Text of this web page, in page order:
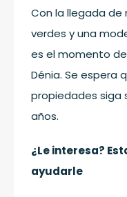
Con la llegada de
verdes y una
es el momento
Dénia. Se espera
propiedades siga
años.
¿Le interesa?
ayudarle